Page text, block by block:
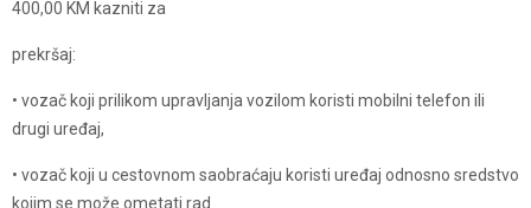
400,00 KM kazniti za
prekršaj:
• vozač koji prilikom upravljanja vozilom koristi mobilni telefon ili
drugi uređaj,
• vozač koji u cestovnom saobraćaju koristi uređaj odnosno sredstvo
kojim se može ometati rad